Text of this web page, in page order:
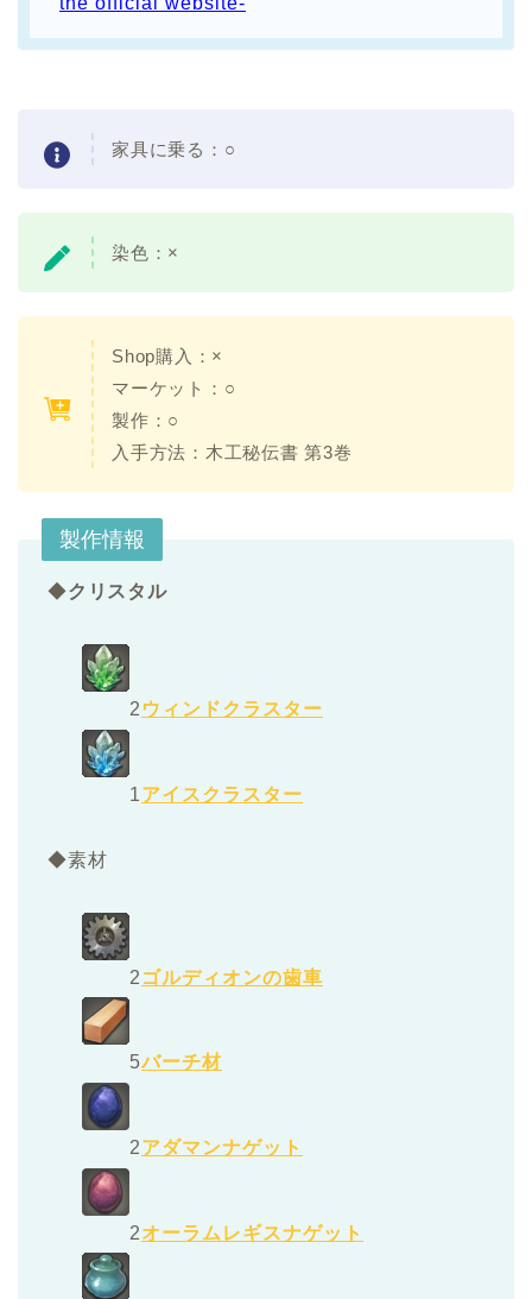
家具に乗る： ○
染色： ×
Shop購入： ×
マーケット：○
製作：○
入手方法： 木工秘伝書 第3巻
製作情報
◆クリスタル
2 ウィンドクラスター
1アイスクラスター
◆素材
2 ゴルディオンの歯車
5バーチ材
2アダマンナゲット
2オーラムレギスナゲット